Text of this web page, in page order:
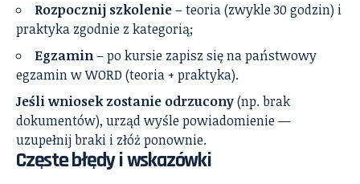
Rozpocznij szkolenie– teoria (zwykle 30 godzin) i
praktyka zgodnie z kategorią;
Egzamin– po kursie zapisz się na państwowy
egzamin w WORD (teoria + praktyka).
Jeśli wniosek zostanie odrzucony(np. brak
dokumentów), urząd wyśle powiadomienie —
uzupełnij braki i złóż ponownie.
Częste błędy i wskazówki